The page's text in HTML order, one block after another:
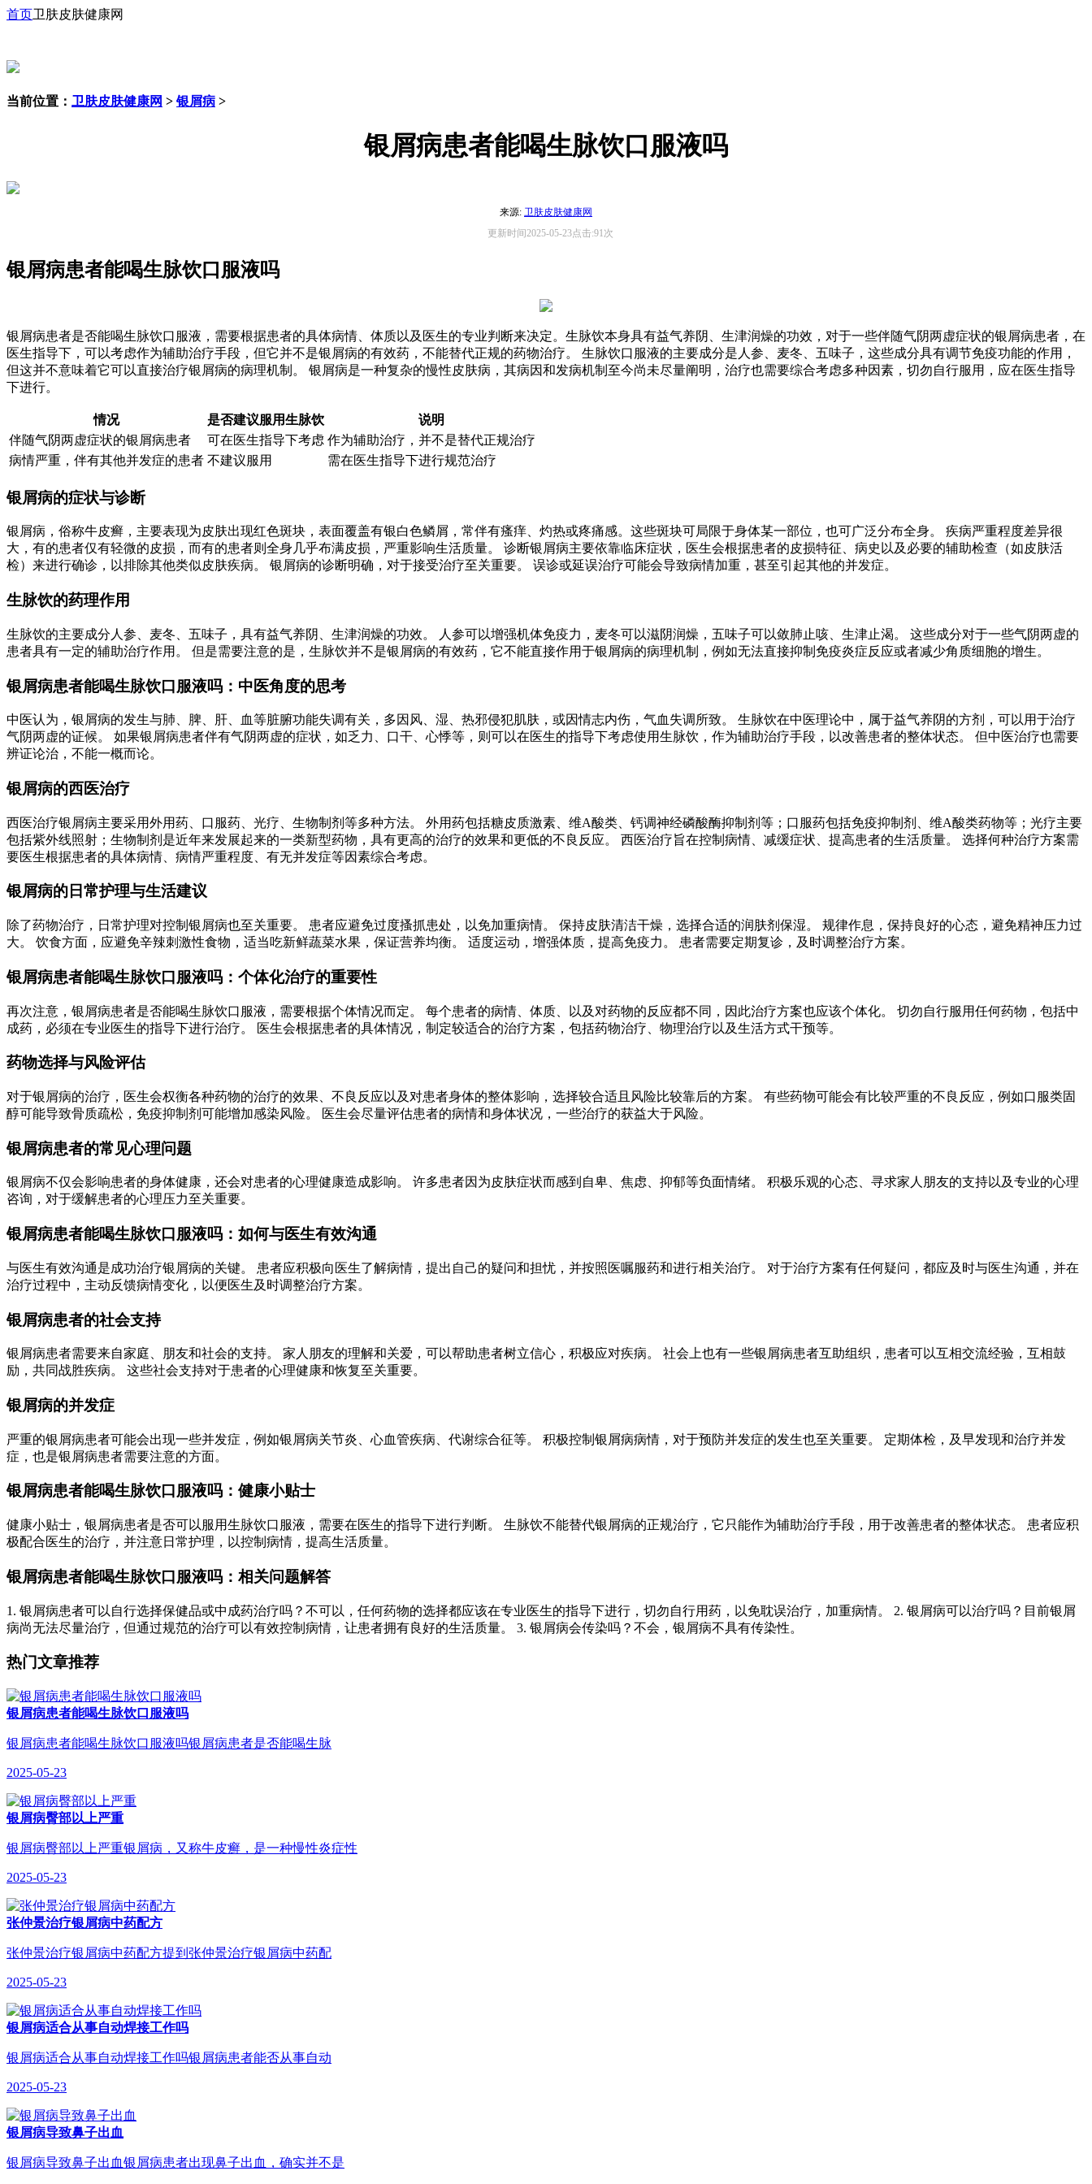
首页卫肤皮肤健康网
当前位置： 卫肤皮肤健康网 >银屑病 >
银屑病患者能喝生脉饮口服液吗
来源: 卫肤皮肤健康网
更新时间2025-05-23点击:91次
银屑病患者能喝生脉饮口服液吗
银屑病患者是否能喝生脉饮口服液，需要根据患者的具体病情、体质以及医生的专业判断来决定。生脉饮本身具有益气养阴、生津润燥的功效，对于一些伴随气阴两虚症状的银屑病患者，在
医生指导下，可以考虑作为辅助治疗手段，但它并不是银屑病的有效药，不能替代正规的药物治疗。 生脉饮口服液的主要成分是人参、麦冬、五味子，这些成分具有调节免疫功能的作用，
但这并不意味着它可以直接治疗银屑病的病理机制。 银屑病是一种复杂的慢性皮肤病，其病因和发病机制至今尚未尽量阐明，治疗也需要综合考虑多种因素，切勿自行服用，应在医生指导
下进行。
情况 是否建议服用生脉饮
说明
伴随气阴两虚症状的银屑病患者
可在医生指导下考虑 作为辅助治疗，并不是替代正规治疗
病情严重，伴有其他并发症的患者 不建议服用 需在医生指导下进行规范治疗
银屑病的症状与诊断
银屑病，俗称牛皮癣，主要表现为皮肤出现红色斑块，表面覆盖有银白色鳞屑，常伴有瘙痒、灼热或疼痛感。这些斑块可局限于身体某一部位，也可广泛分布全身。 疾病严重程度差异很
大，有的患者仅有轻微的皮损，而有的患者则全身几乎布满皮损，严重影响生活质量。 诊断银屑病主要依靠临床症状，医生会根据患者的皮损特征、病史以及必要的辅助检查（如皮肤活
检）来进行确诊，以排除其他类似皮肤疾病。 银屑病的诊断明确，对于接受治疗至关重要。 误诊或延误治疗可能会导致病情加重，甚至引起其他的并发症。
生脉饮的药理作用
生脉饮的主要成分人参、麦冬、五味子，具有益气养阴、生津润燥的功效。 人参可以增强机体免疫力，麦冬可以滋阴润燥，五味子可以敛肺止咳、生津止渴。 这些成分对于一些气阴两虚的
患者具有一定的辅助治疗作用。 但是需要注意的是，生脉饮并不是银屑病的有效药，它不能直接作用于银屑病的病理机制，例如无法直接抑制免疫炎症反应或者减少角质细胞的增生。
银屑病患者能喝生脉饮口服液吗：中医角度的思考
中医认为，银屑病的发生与肺、脾、肝、血等脏腑功能失调有关，多因风、湿、热邪侵犯肌肤，或因情志内伤，气血失调所致。 生脉饮在中医理论中，属于益气养阴的方剂，可以用于治疗
气阴两虚的证候。 如果银屑病患者伴有气阴两虚的症状，如乏力、口干、心悸等，则可以在医生的指导下考虑使用生脉饮，作为辅助治疗手段，以改善患者的整体状态。 但中医治疗也需要
辨证论治，不能一概而论。
银屑病的西医治疗
西医治疗银屑病主要采用外用药、口服药、光疗、生物制剂等多种方法。 外用药包括糖皮质激素、维A酸类、钙调神经磷酸酶抑制剂等；口服药包括免疫抑制剂、维A酸类药物等；光疗主要
包括紫外线照射；生物制剂是近年来发展起来的一类新型药物，具有更高的治疗的效果和更低的不良反应。 西医治疗旨在控制病情、减缓症状、提高患者的生活质量。 选择何种治疗方案需
要医生根据患者的具体病情、病情严重程度、有无并发症等因素综合考虑。
银屑病的日常护理与生活建议
除了药物治疗，日常护理对控制银屑病也至关重要。 患者应避免过度搔抓患处，以免加重病情。 保持皮肤清洁干燥，选择合适的润肤剂保湿。 规律作息，保持良好的心态，避免精神压力过
大。 饮食方面，应避免辛辣刺激性食物，适当吃新鲜蔬菜水果，保证营养均衡。 适度运动，增强体质，提高免疫力。 患者需要定期复诊，及时调整治疗方案。
银屑病患者能喝生脉饮口服液吗：个体化治疗的重要性
再次注意，银屑病患者是否能喝生脉饮口服液，需要根据个体情况而定。 每个患者的病情、体质、以及对药物的反应都不同，因此治疗方案也应该个体化。 切勿自行服用任何药物，包括中
成药，必须在专业医生的指导下进行治疗。 医生会根据患者的具体情况，制定较适合的治疗方案，包括药物治疗、物理治疗以及生活方式干预等。
药物选择与风险评估
对于银屑病的治疗，医生会权衡各种药物的治疗的效果、不良反应以及对患者身体的整体影响，选择较合适且风险比较靠后的方案。 有些药物可能会有比较严重的不良反应，例如口服类固
醇可能导致骨质疏松，免疫抑制剂可能增加感染风险。 医生会尽量评估患者的病情和身体状况，一些治疗的获益大于风险。
银屑病患者的常见心理问题
银屑病不仅会影响患者的身体健康，还会对患者的心理健康造成影响。 许多患者因为皮肤症状而感到自卑、焦虑、抑郁等负面情绪。 积极乐观的心态、寻求家人朋友的支持以及专业的心理
咨询，对于缓解患者的心理压力至关重要。
银屑病患者能喝生脉饮口服液吗：如何与医生有效沟通
与医生有效沟通是成功治疗银屑病的关键。 患者应积极向医生了解病情，提出自己的疑问和担忧，并按照医嘱服药和进行相关治疗。 对于治疗方案有任何疑问，都应及时与医生沟通，并在
治疗过程中，主动反馈病情变化，以便医生及时调整治疗方案。
银屑病患者的社会支持
银屑病患者需要来自家庭、朋友和社会的支持。 家人朋友的理解和关爱，可以帮助患者树立信心，积极应对疾病。 社会上也有一些银屑病患者互助组织，患者可以互相交流经验，互相鼓
励，共同战胜疾病。 这些社会支持对于患者的心理健康和恢复至关重要。
银屑病的并发症
严重的银屑病患者可能会出现一些并发症，例如银屑病关节炎、心血管疾病、代谢综合征等。 积极控制银屑病病情，对于预防并发症的发生也至关重要。 定期体检，及早发现和治疗并发
症，也是银屑病患者需要注意的方面。
银屑病患者能喝生脉饮口服液吗：健康小贴士
健康小贴士，银屑病患者是否可以服用生脉饮口服液，需要在医生的指导下进行判断。 生脉饮不能替代银屑病的正规治疗，它只能作为辅助治疗手段，用于改善患者的整体状态。 患者应积
极配合医生的治疗，并注意日常护理，以控制病情，提高生活质量。
银屑病患者能喝生脉饮口服液吗：相关问题解答
1. 银屑病患者可以自行选择保健品或中成药治疗吗？不可以，任何药物的选择都应该在专业医生的指导下进行，切勿自行用药，以免耽误治疗，加重病情。 2. 银屑病可以治疗吗？目前银屑
病尚无法尽量治疗，但通过规范的治疗可以有效控制病情，让患者拥有良好的生活质量。 3. 银屑病会传染吗？不会，银屑病不具有传染性。
热门文章推荐
银屑病患者能喝生脉饮口服液吗
银屑病患者能喝生脉饮口服液吗银屑病患者是否能喝生脉
2025-05-23
银屑病臀部以上严重
银屑病臀部以上严重银屑病，又称牛皮癣，是一种慢性炎症性
2025-05-23
张仲景治疗银屑病中药配方
张仲景治疗银屑病中药配方提到张仲景治疗银屑病中药配
2025-05-23
银屑病适合从事自动焊接工作吗
银屑病适合从事自动焊接工作吗银屑病患者能否从事自动
2025-05-23
银屑病导致鼻子出血
银屑病导致鼻子出血银屑病患者出现鼻子出血，确实并不是